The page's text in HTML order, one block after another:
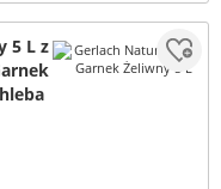
5 L z